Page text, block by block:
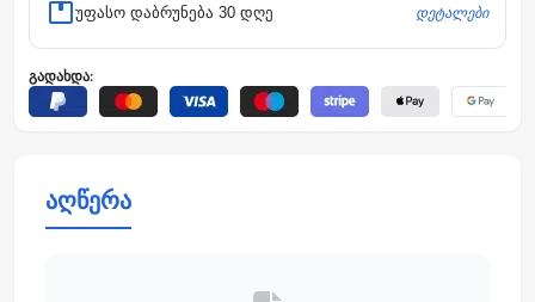
უფასო დაბრუნება 30 დღე დეტალები
გადახდა:
აღწერა